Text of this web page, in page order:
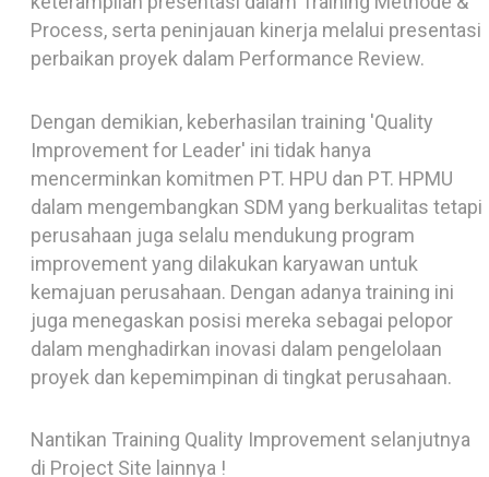
seperti kelas, lokakarya, diskusi berbagi, dan
keterampilan presentasi dalam Training Methode &
Dengan demikian, keberhasilan training 'Quality
Improvement for Leader' ini tidak hanya
mencerminkan komitmen PT. HPU dan PT. HPMU
dalam mengembangkan SDM yang berkualitas tetapi
perusahaan juga selalu mendukung program
improvement yang dilakukan karyawan untuk
kemajuan perusahaan. Dengan adanya training ini
juga menegaskan posisi mereka sebagai pelopor
proyek dan kepemimpinan di tingkat perusahaan.